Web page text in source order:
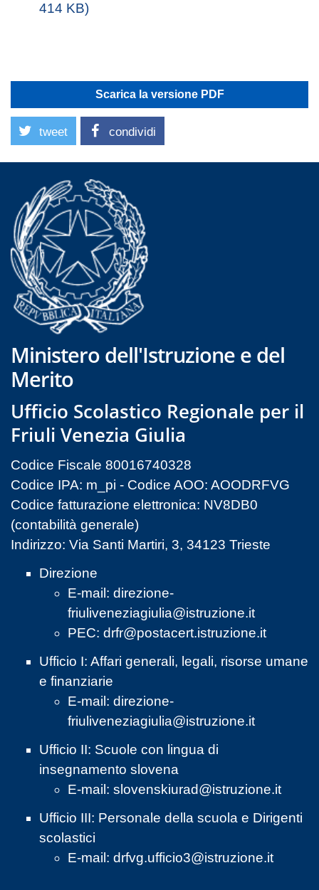
414 KB)
Scarica la versione PDF
tweet condividi
Ministero dell'Istruzione e del
Merito
Ufficio Scolastico Regionale per il
Friuli Venezia Giulia
Codice Fiscale 80016740328
Codice IPA: m_pi - Codice AOO: AOODRFVG
Codice fatturazione elettronica: NV8DB0
(contabilità generale)
Indirizzo: Via Santi Martiri, 3, 34123 Trieste
Direzione
E-mail: direzione-
friuliveneziagiulia@istruzione.it
PEC: drfr@postacert.istruzione.it
Ufficio I: Affari generali, legali, risorse umane
e finanziarie
E-mail: direzione-
friuliveneziagiulia@istruzione.it
Ufficio II: Scuole con lingua di
insegnamento slovena
E-mail: slovenskiurad@istruzione.it
Ufficio III: Personale della scuola e Dirigenti
scolastici
E-mail: drfvg.ufficio3@istruzione.it